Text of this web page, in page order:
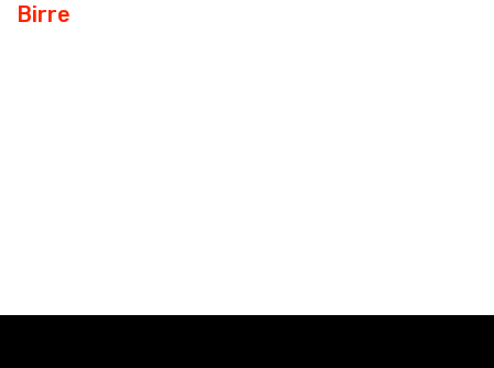
Birre